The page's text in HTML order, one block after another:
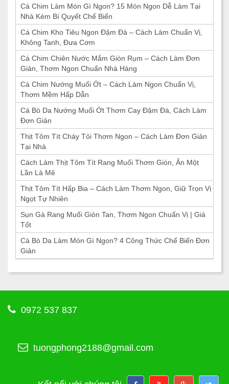
Cá Chim Làm Món Gì Ngon? 15 Món Ngon Dễ Làm Tại
Nhà Kèm Bí Quyết Chế Biến
Cá Chim Kho Tiêu Ngon Đậm Đà – Cách Làm Chuẩn Vị,
Không Tanh, Đưa Cơm
Cá Chim Chiên Nước Mắm Giòn Rụm – Cách Làm Đơn
Giản, Thơm Ngon Chuẩn Nhà Hàng
Cá Chim Nướng Muối Ớt – Cách Làm Ngon Chuẩn Vị,
Thơm Mềm Hấp Dẫn
Cá Bò Da Nướng Muối Ớt Thơm Cay Đậm Đà, Cách Làm
Đơn Giản
Thịt Tôm Tít Cháy Tỏi Thơm Ngon – Cách Làm Đơn Giản
Tại Nhà
Cách Làm Thịt Tôm Tít Rang Muối Thơm Giòn, Ăn Một
Lần Là Mê
Thịt Tôm Tít Hấp Bia – Cách Làm Thơm Ngon, Giữ Trọn Vị
Ngọt Tự Nhiên
Sụn Gà Rang Muối Giòn Tan, Thơm Ngon Chuẩn Vị | Giá
Tốt
Cá Bò Da Làm Món Gì Ngon? 4 Công Thức Chế Biến Đơn
Giản
0972 537 837
tuongphong2188@gmail.com